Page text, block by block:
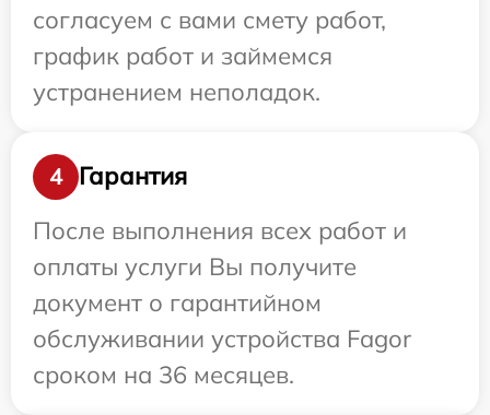
согласуем с вами смету работ,
график работ и займемся
устранением неполадок.
4
Гарантия
После выполнения всех работ и
оплаты услуги Вы получите
документ о гарантийном
обслуживании устройства Fagor
сроком на 36 месяцев.